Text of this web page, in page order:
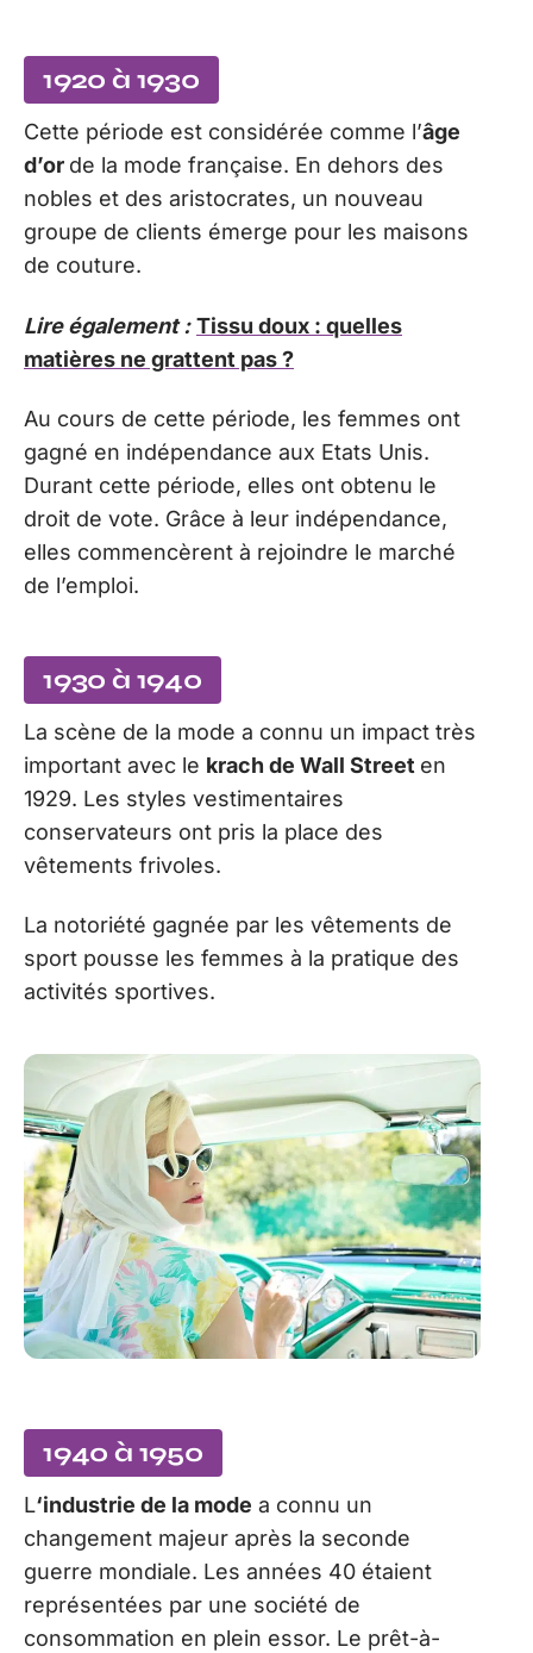
1920 à 1930
Cette période est considérée comme l’âge
d’or de la mode française. En dehors des
nobles et des aristocrates, un nouveau
groupe de clients émerge pour les maisons
de couture.
Lire également : Tissu doux : quelles
matières ne grattent pas ?
Au cours de cette période, les femmes ont
gagné en indépendance aux Etats Unis.
Durant cette période, elles ont obtenu le
droit de vote. Grâce à leur indépendance,
elles commencèrent à rejoindre le marché
de l’emploi.
1930 à 1940
La scène de la mode a connu un impact très
important avec le krach de Wall Street en
1929. Les styles vestimentaires
conservateurs ont pris la place des
vêtements frivoles.
La notoriété gagnée par les vêtements de
sport pousse les femmes à la pratique des
activités sportives.
1940 à 1950
L‘industrie de la mode a connu un
changement majeur après la seconde
guerre mondiale. Les années 40 étaient
représentées par une société de
consommation en plein essor. Le prêt-à-